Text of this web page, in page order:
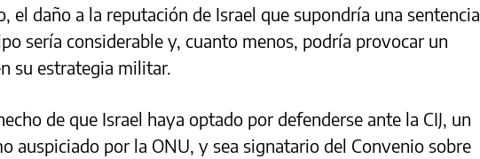
el daño a la reputación de Israel que supondría una sentencia
sería considerable y, cuanto menos, podría provocar un
su estrategia militar.
de que Israel haya optado por defenderse ante la CIJ, un
auspiciado por la ONU, y sea signatario del Convenio sobre